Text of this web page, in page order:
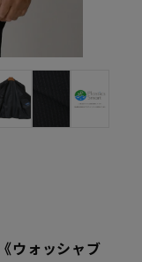
ウォッシャブ